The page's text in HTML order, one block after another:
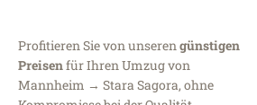
Profitieren Sie von unserengünstigen
Preisenfür Ihren Umzug von
Mannheim → Stara Sagora, ohne